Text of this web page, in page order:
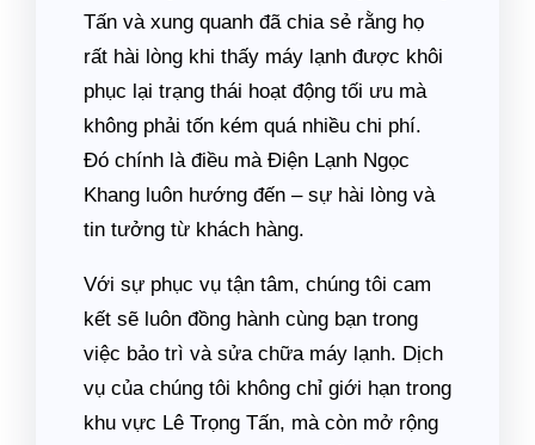
Tấn và xung quanh đã chia sẻ rằng họ
rất hài lòng khi thấy máy lạnh được khôi
phục lại trạng thái hoạt động tối ưu mà
không phải tốn kém quá nhiều chi phí.
Đó chính là điều mà Điện Lạnh Ngọc
Khang luôn hướng đến – sự hài lòng và
tin tưởng từ khách hàng.
Với sự phục vụ tận tâm, chúng tôi cam
kết sẽ luôn đồng hành cùng bạn trong
việc bảo trì và sửa chữa máy lạnh. Dịch
vụ của chúng tôi không chỉ giới hạn trong
khu vực Lê Trọng Tấn, mà còn mở rộng